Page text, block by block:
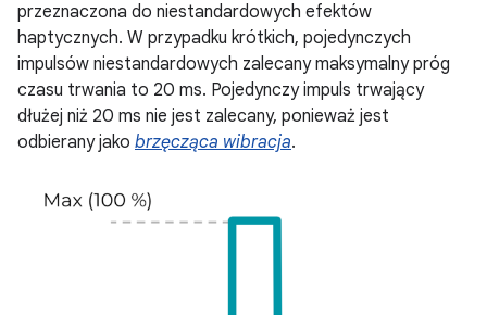
przeznaczona do niestandardowych efektów
haptycznych. W przypadku krótkich, pojedynczych
impulsów niestandardowych zalecany maksymalny próg
czasu trwania to 20 ms. Pojedynczy impuls trwający
dłużej niż 20 ms nie jest zalecany, ponieważ jest
odbierany jako brzęcząca wibracja.